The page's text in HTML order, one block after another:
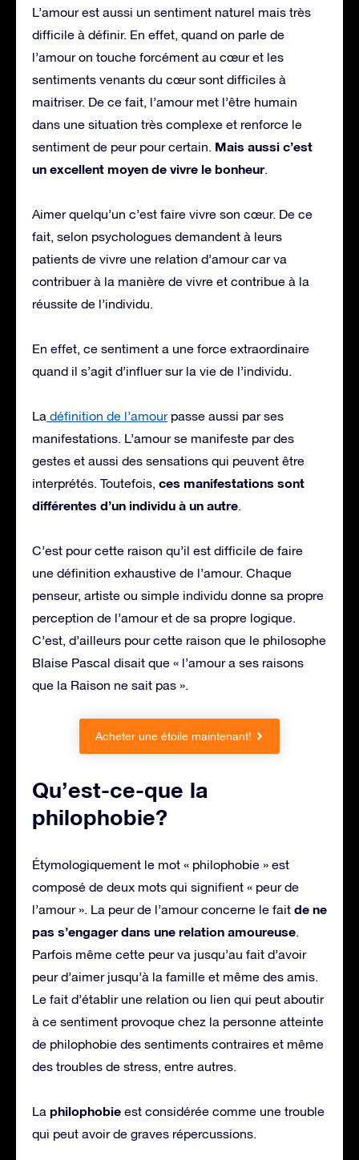
L’amour est aussi un sentiment naturel mais très
difficile à définir. En effet, quand on parle de
l’amour on touche forcément au cœur et les
sentiments venants du cœur sont difficiles à
maitriser. De ce fait, l’amour met l’être humain
dans une situation très complexe et renforce le
sentiment de peur pour certain. Mais aussi c’est
un excellent moyen de vivre le bonheur.
Aimer quelqu’un c’est faire vivre son cœur. De ce
fait, selon psychologues demandent à leurs
patients de vivre une relation d’amour car va
contribuer à la manière de vivre et contribue à la
réussite de l’individu.
En effet, ce sentiment a une force extraordinaire
quand il s’agit d’influer sur la vie de l’individu.
La définition de l’amourpasse aussi par ses
manifestations. L’amour se manifeste par des
gestes et aussi des sensations qui peuvent être
interprétés. Toutefois, ces manifestations sont
différentes d’un individu à un autre.
C’est pour cette raison qu’il est difficile de faire
une définition exhaustive de l’amour. Chaque
penseur, artiste ou simple individu donne sa propre
perception de l’amour et de sa propre logique.
C’est, d’ailleurs pour cette raison que le philosophe
Blaise Pascal disait que « l’amour a ses raisons
que la Raison ne sait pas ».
Acheter une étoile maintenant!
Qu’est-ce-que la
philophobie?
Étymologiquement le mot « philophobie » est
composé de deux mots qui signifient « peur de
l’amour ». La peur de l’amour concerne le fait de ne
pas s’engager dans une relation amoureuse.
Parfois même cette peur va jusqu’au fait d’avoir
peur d’aimer jusqu’à la famille et même des amis.
Le fait d’établir une relation ou lien qui peut aboutir
à ce sentiment provoque chez la personne atteinte
de philophobie des sentiments contraires et même
des troubles de stress, entre autres.
La philophobie est considérée comme une trouble
qui peut avoir de graves répercussions.